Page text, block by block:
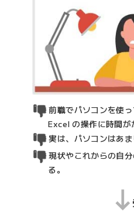
前職でパソコンを使
Excel の操作に時間が
実は、パソコンはあ
現状やこれからの自
る。